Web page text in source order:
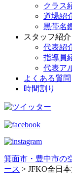
クラス
道場紹
黒帯名
スタッフ紹介
代表紹
指導員
代表ア
よくある質問
時間割り
箕面市・豊中市
ース > JFKO全日